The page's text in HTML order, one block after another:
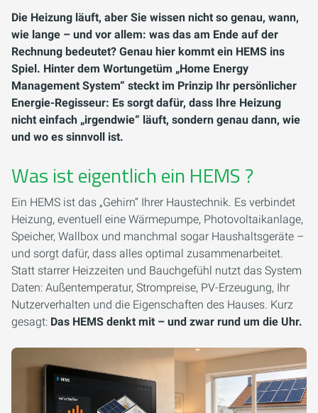
Die Heizung läuft, aber Sie wissen nicht so genau, wann,
wie lange – und vor allem: was das am Ende auf der
Rechnung bedeutet? Genau hier kommt ein HEMS ins
Spiel. Hinter dem Wortungetüm „Home Energy
Management System“ steckt im Prinzip Ihr persönlicher
Energie-Regisseur: Es sorgt dafür, dass Ihre Heizung
nicht einfach „irgendwie“ läuft, sondern genau dann, wie
und wo es sinnvoll ist.
Was ist eigentlich ein HEMS ?
Ein HEMS ist das „Gehirn“ Ihrer Haustechnik. Es verbindet
Heizung, eventuell eine Wärmepumpe, Photovoltaikanlage,
Speicher, Wallbox und manchmal sogar Haushaltsgeräte –
und sorgt dafür, dass alles optimal zusammenarbeitet.
Statt starrer Heizzeiten und Bauchgefühl nutzt das System
Daten: Außentemperatur, Strompreise, PV-Erzeugung, Ihr
Nutzerverhalten und die Eigenschaften des Hauses. Kurz
gesagt: Das HEMS denkt mit – und zwar rund um die Uhr.